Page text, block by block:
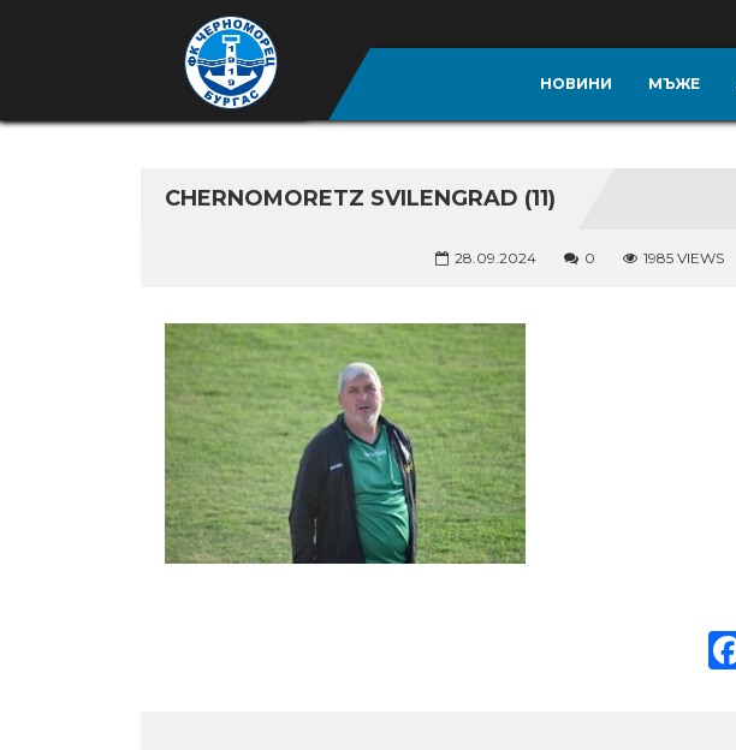
НОВИНИ МЪЖЕ
CHERNOMORETZ SVILENGRAD (11)
28.09.2024 0 1985 VIEWS